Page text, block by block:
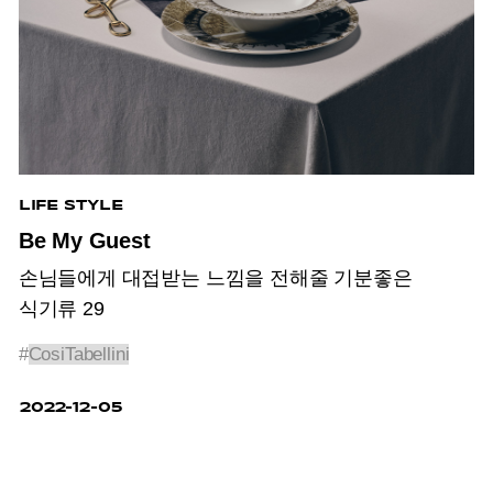
LIFE STYLE
Be My Guest
손님들에게 대접받는 느낌을 전해줄 기분좋은
식기류 29
#CosiTabellini
2022-12-05